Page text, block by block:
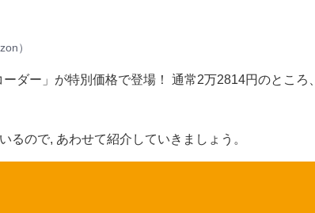
）
ダー」が特別価格で登場！ 通常2万2814円のところ、
るので, あわせて紹介していきましょう。